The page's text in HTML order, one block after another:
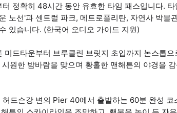
정확히 48시간 동안 유효한 타임 패스입니다.
노선'과 센트럴 파크, 메트로폴리탄, 자연사 박물
있습니다. (한국어 오디오 가이드 지원)
드타운부터 브루클린 브릿지 초입까지 논스톱으
원한 밤바람을 맞으며 황홀한 맨해튼의 야경을
드슨강 변의 Pier 40에서 출발하는 60분 완성 코